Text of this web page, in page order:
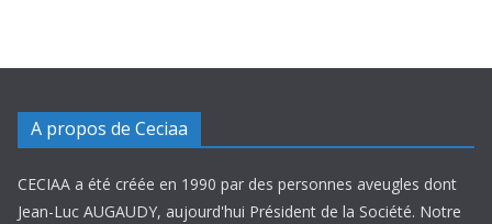
A propos de Ceciaa
CECIAA a été créée en 1990 par des personnes aveugles dont
Jean-Luc AUGAUDY, aujourd'hui Président de la Société. Notre